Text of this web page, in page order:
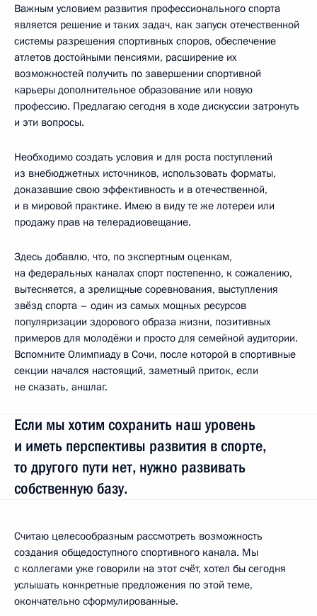
Важным условием развития профессионального спорта
является решение и таких задач, как запуск отечественной
системы разрешения спортивных споров, обеспечение
атлетов достойными пенсиями, расширение их
возможностей получить по завершении спортивной
карьеры дополнительное образование или новую
профессию. Предлагаю сегодня в ходе дискуссии затронуть
и эти вопросы.
Необходимо создать условия и для роста поступлений
из внебюджетных источников, использовать форматы,
доказавшие свою эффективность и в отечественной,
и в мировой практике. Имею в виду те же лотереи или
продажу прав на телерадиовещание.
Здесь добавлю, что, по экспертным оценкам,
на федеральных каналах спорт постепенно, к сожалению,
вытесняется, а зрелищные соревнования, выступления
звёзд спорта – один из самых мощных ресурсов
популяризации здорового образа жизни, позитивных
примеров для молодёжи и просто для семейной аудитории.
Вспомните Олимпиаду в Сочи, после которой в спортивные
секции начался настоящий, заметный приток, если
не сказать, аншлаг.
Если мы хотим сохранить наш уровень
и иметь перспективы развития в спорте,
то другого пути нет, нужно развивать
собственную базу.
Считаю целесообразным рассмотреть возможность
создания общедоступного спортивного канала. Мы
с коллегами уже говорили на этот счёт, хотел бы сегодня
услышать конкретные предложения по этой теме,
окончательно сформулированные.